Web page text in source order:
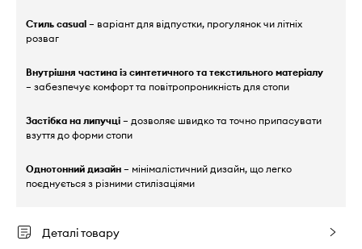
Стиль casual – варіант для відпустки, прогулянок чи літніх
розваг
Внутрішня частина із синтетичного та текстильного матеріалу
– забезпечує комфорт та повітропроникність для стопи
Застібка на липучці – дозволяє швидко та точно припасувати
взуття до форми стопи
Однотонний дизайн – мінімалістичний дизайн, що легко
поєднується з різними стилізаціями
Деталі товару